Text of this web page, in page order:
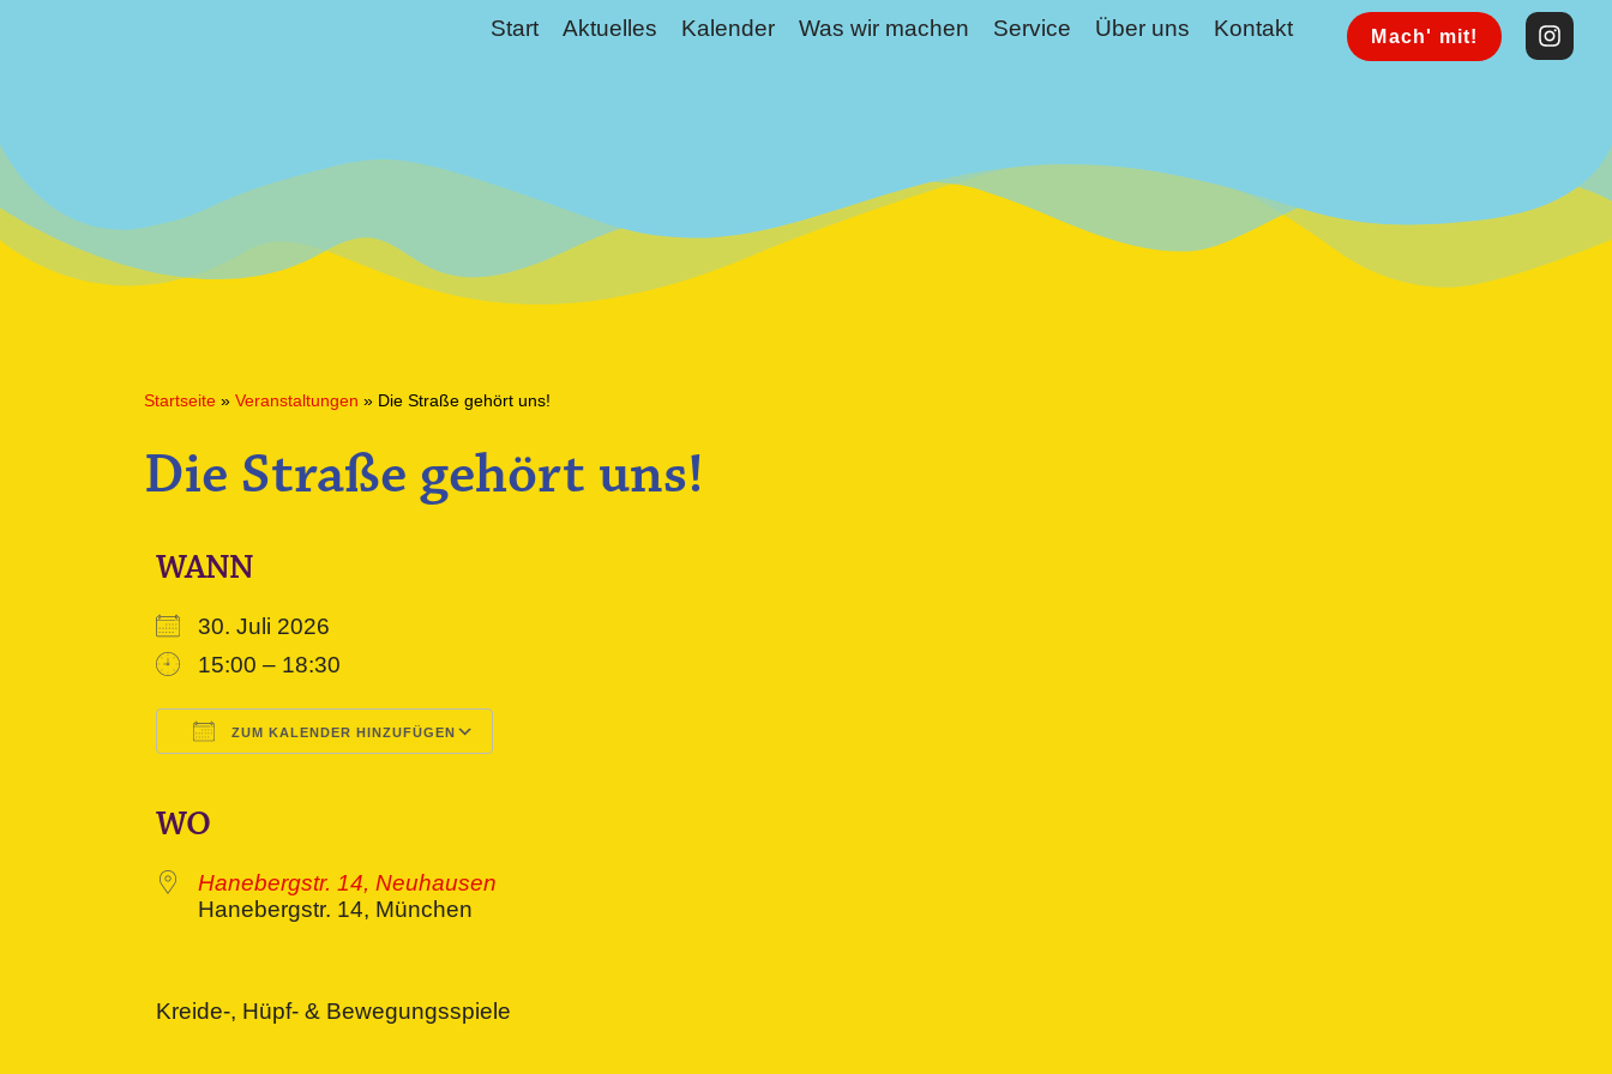
Start Aktuelles Kalender Was wir machen Service Über uns Kontakt Mach' mit!
Startseite » Veranstaltungen » Die Straße gehört uns!
Die Straße gehört uns!
WANN
30. Juli 2026
15:00 – 18:30
ZUM KALENDER HINZUFÜGEN
WO
Hanebergstr. 14, Neuhausen
Hanebergstr. 14, München
Kreide-, Hüpf- & Bewegungsspiele